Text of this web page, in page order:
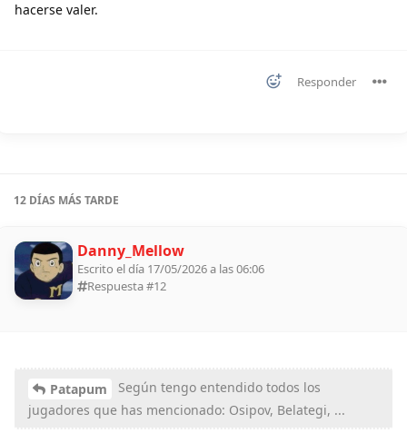
hacerse valer.
Responder
12 DÍAS MÁS TARDE
Danny_Mellow
Escrito el día 17/05/2026 a las 06:06
Respuesta #12
Patapum
Según tengo entendido todos los
jugadores que has mencionado: Osipov, Belategi, ...